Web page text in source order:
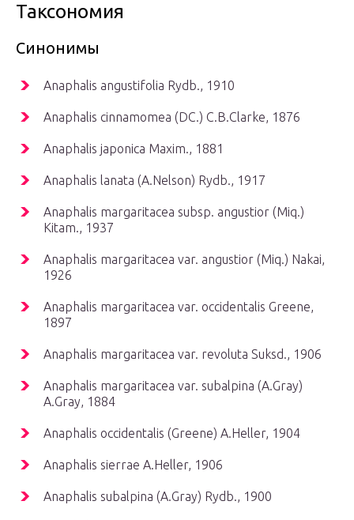
Таксономия
Синонимы
Anaphalis angustifolia Rydb., 1910
Anaphalis cinnamomea (DC.) C.B.Clarke, 1876
Anaphalis japonica Maxim., 1881
Anaphalis lanata (A.Nelson) Rydb., 1917
Anaphalis margaritacea subsp. angustior (Miq.)
Kitam., 1937
Anaphalis margaritacea var. angustior (Miq.) Nakai,
1926
Anaphalis margaritacea var. occidentalis Greene,
1897
Anaphalis margaritacea var. revoluta Suksd., 1906
Anaphalis margaritacea var. subalpina (A.Gray)
A.Gray, 1884
Anaphalis occidentalis (Greene) A.Heller, 1904
Anaphalis sierrae A.Heller, 1906
Anaphalis subalpina (A.Gray) Rydb., 1900